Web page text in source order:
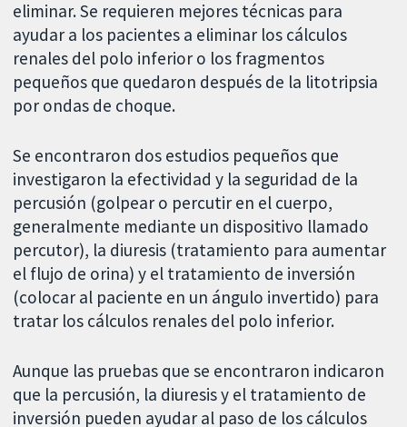
eliminar. Se requieren mejores técnicas para
ayudar a los pacientes a eliminar los cálculos
renales del polo inferior o los fragmentos
pequeños que quedaron después de la litotripsia
por ondas de choque.
Se encontraron dos estudios pequeños que
investigaron la efectividad y la seguridad de la
percusión (golpear o percutir en el cuerpo,
generalmente mediante un dispositivo llamado
percutor), la diuresis (tratamiento para aumentar
el flujo de orina) y el tratamiento de inversión
(colocar al paciente en un ángulo invertido) para
tratar los cálculos renales del polo inferior.
Aunque las pruebas que se encontraron indicaron
que la percusión, la diuresis y el tratamiento de
inversión pueden ayudar al paso de los cálculos